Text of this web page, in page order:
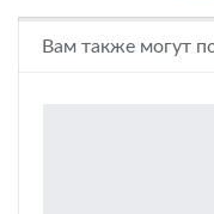
Вам также могут